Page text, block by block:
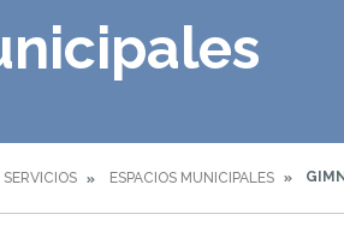
SERVICIOS ESPACIOS MUNICIPALES